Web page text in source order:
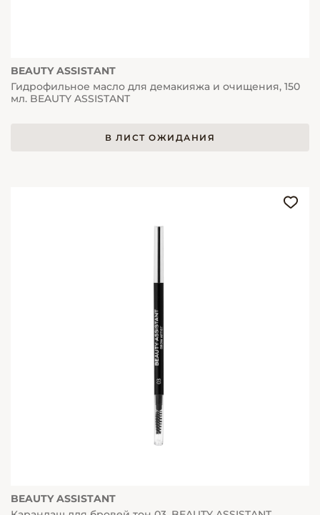
BEAUTY ASSISTANT
Гидрофильное масло для демакияжа и очищения, 150
мл. BEAUTY ASSISTANT
В ЛИСТ ОЖИДАНИЯ
BEAUTY ASSISTANT